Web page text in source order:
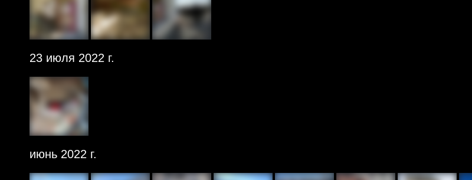
23 июля 2022 г.
июнь 2022 г.